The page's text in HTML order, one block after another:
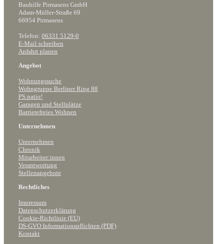
Bauhilfe Pirmasens GmbH
Adam-Müller-Straße 69
66954 Pirmasens
Telefon: 06331 5129-0
E-Mail schreiben
Anfahrt planen
Angebot
Wohnungssuche
Wohngruppe Berliner Ring 88
PS:patio!
Garagen und Stellplätze
Barrierefreies Wohnen
Unternehmen
Unternehmen
Chronik
Mitarbeiter:innen
Verantwortung
Stellenangebote
Rechtliches
Impressum
Datenschutzerklärung
Cookie-Richtlinie (EU)
DS-GVO Informationspflichten (PDF)
Kontakt